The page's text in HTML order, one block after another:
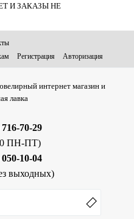
И ЗАКАЗЫ НЕ
Регистрация Авторизация
70-29
ПН-ПТ)
10-04
выходных)